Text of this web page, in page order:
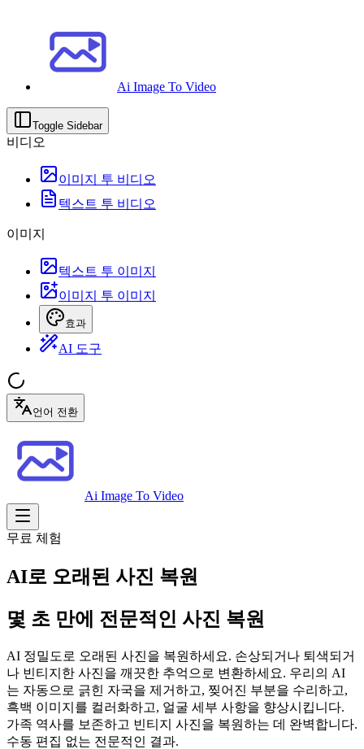
Ai Image To Video
Toggle Sidebar
비디오
이미지 투 비디오
텍스트 투 비디오
이미지
텍스트 투 이미지
이미지 투 이미지
효과
AI 도구
언어 전환
Ai Image To Video
무료 체험
AI로 오래된 사진 복원
몇 초 만에 전문적인 사진 복원
AI 정밀도로 오래된 사진을 복원하세요. 손상되거나 퇴색되거
나 빈티지한 사진을 깨끗한 추억으로 변환하세요. 우리의 AI
는 자동으로 긁힌 자국을 제거하고, 찢어진 부분을 수리하고,
흑백 이미지를 컬러화하고, 얼굴 세부 사항을 향상시킵니다.
가족 역사를 보존하고 빈티지 사진을 복원하는 데 완벽합니다.
수동 편집 없는 전문적인 결과.